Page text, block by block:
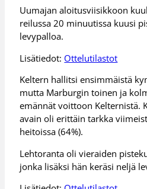
Uumajan aloitusviisikkoon
reilussa 20 minuutissa kuusi
levypalloa.
Lisätiedot: Ottelutilastot
Keltern hallitsi ensimmäistä
mutta Marburgin toinen ja
emännät voittoon Kelternistä.
avain oli erittäin tarkka
heitoissa (64%).
Lehtoranta oli vieraiden
jonka lisäksi hän keräsi neljä